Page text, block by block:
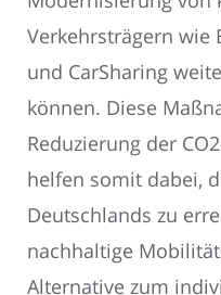
Verkehrsträgern wie
und CarSharing
können. Diese
Reduzierung der
helfen somit dabei,
Deutschlands zu
nachhaltige
Alternative zum